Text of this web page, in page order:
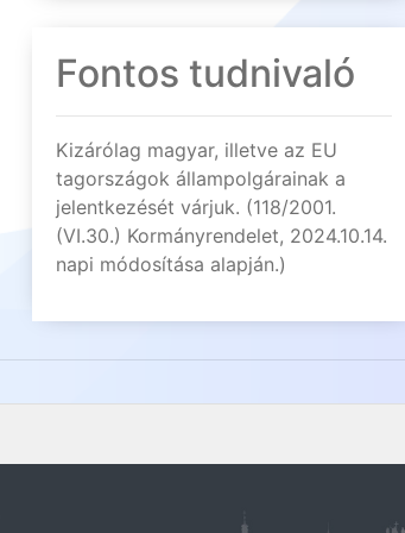
Fontos tudnivaló
Kizárólag magyar, illetve az EU
tagországok állampolgárainak a
jelentkezését várjuk. (118/2001.
(VI.30.) Kormányrendelet, 2024.10.14.
napi módosítása alapján.)